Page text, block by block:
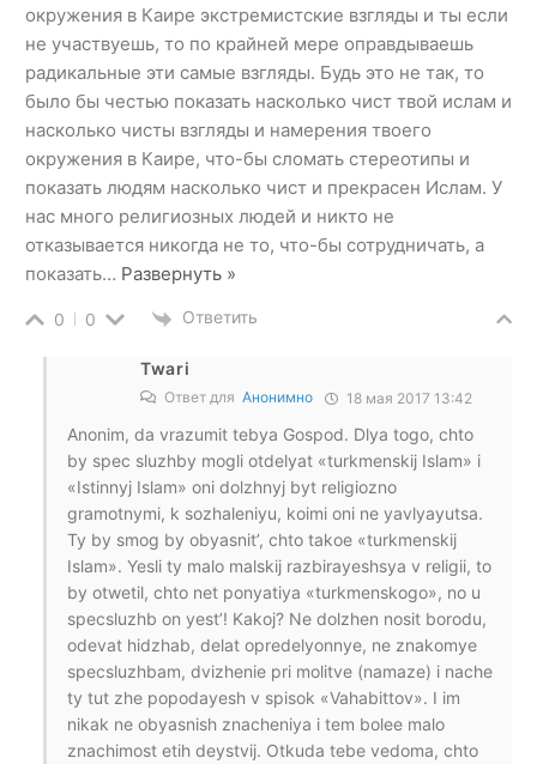
окружения в Каире экстремистские взгляды и ты если
не участвуешь, то по крайней мере оправдываешь
радикальные эти самые взгляды. Будь это не так, то
было бы честью показать насколько чист твой ислам и
насколько чисты взгляды и намерения твоего
окружения в Каире, что-бы сломать стереотипы и
показать людям насколько чист и прекрасен Ислам. У
нас много религиозных людей и никто не
отказывается никогда не то, что-бы сотрудничать, а
показать… Развернуть »
0 0 Ответить
Twari
Ответ для Анонимно 18 мая 2017 13:42
Anonim, da vrazumit tebya Gospod. Dlya togo, chto
by spec sluzhby mogli otdelyat «turkmenskij Islam» i
«Istinnyj Islam» oni dolzhnyj byt religiozno
gramotnymi, k sozhaleniyu, koimi oni ne yavlyayutsa.
Ty by smog by obyasnit’, chto takoe «turkmenskij
Islam». Yesli ty malo malskij razbirayeshsya v religii, to
by otwetil, chto net ponyatiya «turkmenskogo», no u
specsluzhb on yest’! Kakoj? Ne dolzhen nosit borodu,
odevat hidzhab, delat opredelyonnye, ne znakomye
specsluzhbam, dvizhenie pri molitve (namaze) i nache
ty tut zhe popodayesh v spisok «Vahabittov». I im
nikak ne obyasnish znacheniya i tem bolee malo
znachimost etih deystvij. Otkuda tebe vedoma, chto